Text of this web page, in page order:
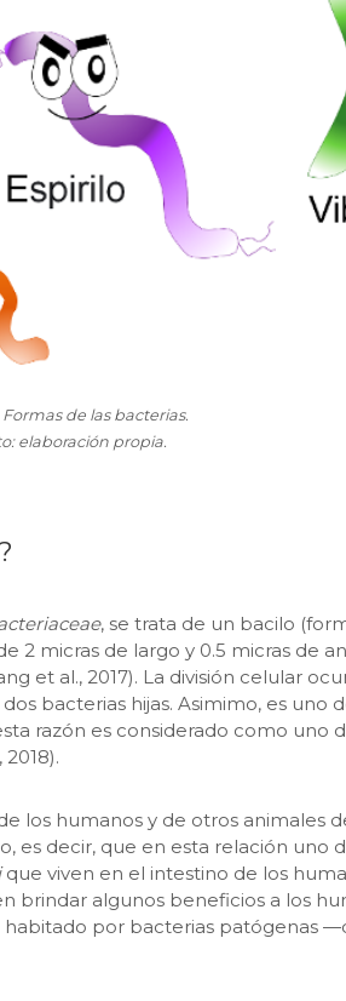
Formas de las bacterias.
elaboración propia.
, se trata de un bacilo
micras de largo y 0.5 micras de
et al., 2017). La división celular
bacterias hijas. Asimimo, es uno
razón es considerado como uno
humanos y de otros animales
decir, que en esta relación uno
que viven en el intestino de los
algunos beneficios a los
habitado por bacterias patógenas